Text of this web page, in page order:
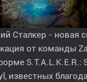
Сталкер - новая
от команды
S.T.A.L.K.E.R.:
известных